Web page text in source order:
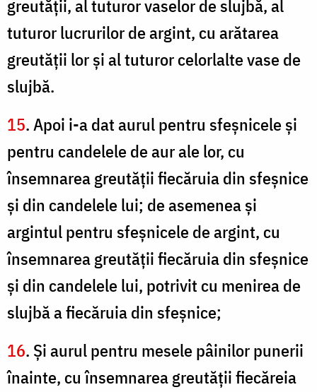
greutăţii, al tuturor vaselor de slujbă, al
tuturor lucrurilor de argint, cu arătarea
greutăţii lor şi al tuturor celorlalte vase de
slujbă.
15. Apoi i-a dat aurul pentru sfeşnicele şi
pentru candelele de aur ale lor, cu
însemnarea greutăţii fiecăruia din sfeşnice
şi din candelele lui; de asemenea şi
argintul pentru sfeşnicele de argint, cu
însemnarea greutăţii fiecăruia din sfeşnice
şi din candelele lui, potrivit cu menirea de
slujbă a fiecăruia din sfeşnice;
16. Şi aurul pentru mesele pâinilor punerii
înainte, cu însemnarea greutăţii fiecăreia